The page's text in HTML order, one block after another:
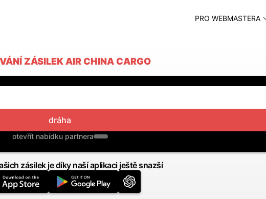
PRO WEBMASTERA
ZÁSILEK AIR CHINA CARGO
dráha
otevřít nabídku partnera
zásilek je díky naší aplikaci ještě snazší